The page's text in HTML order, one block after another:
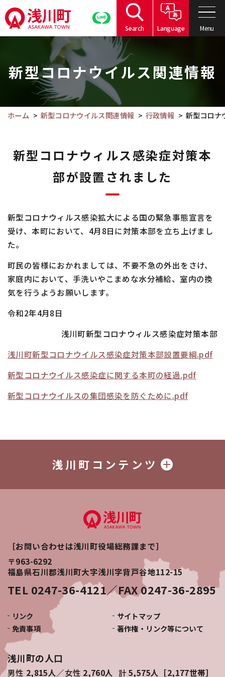
の
ペ
へ
Search Language Menu
文
新型コロナウイルス関連情報
ホーム 新型コロナウイルス関連情報 行政情報 新型コロナ
新型コロナウィルス感染症対策本
部が設置されました
新型コロナウィルス感染拡大による国の緊急事態宣言を
受け、本町において、4月8日に対策本部を立ち上げまし
た。
町民の皆様におかれましては、不要不急の外出をさけ、
家庭内において、手洗いやこまめな水分補給、室内の換
気を行うようお願いします。
令和2年4月8日
浅川町新型コロナウィルス感染症対策本部
浅川町新型コロナウイルス感染症対策本部設置要綱.pdf
新型コロナウイルス感染症に関する本町の経過.pdf
新型コロナウイルスの集団感染を防ぐために.pdf
浅川町コンテンツ
［お問い合わせは浅川町役場総務課まで］
〒963-6292
福島県石川郡浅川町大字浅川字背戸谷地112-15
TEL 0247-36-4121／FAX 0247-36-2895
リンク
サイトマップ
免責事項
著作権・リンク等について
浅川町の人口
男性 2,815人 女性 2,760人 計5,575人［2,177世帯］